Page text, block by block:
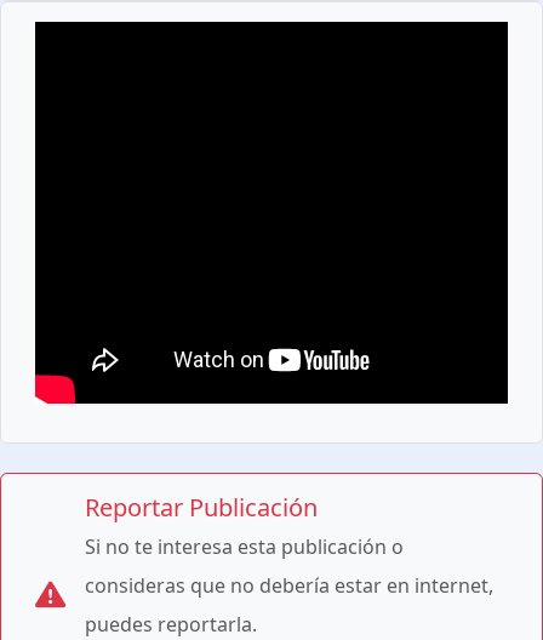
Reportar Publicación
Si no te interesa esta publicación o
consideras que no debería estar en internet,
puedes reportarla.